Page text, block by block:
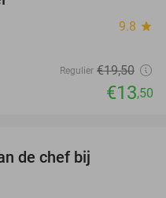
9.8 star
Regulier €19,50
€13,50
de chef bij